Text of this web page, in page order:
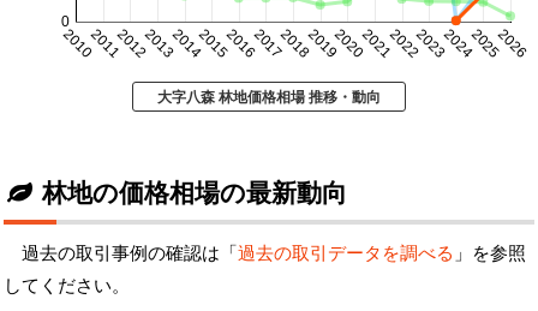
20102011201220132014201520162017201820192020202120222023202420252026
0
大字八森 林地価格相場 推移・動向
林地の価格相場の最新動向
過去の取引事例の確認は「過去の取引データを調べる 」を参照
してください。